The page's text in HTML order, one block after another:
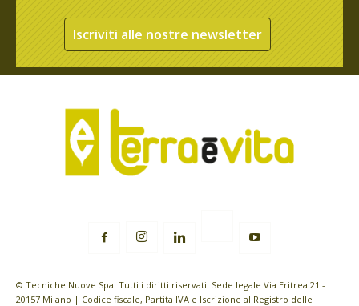
Iscriviti alle nostre newsletter
© Tecniche Nuove Spa. Tutti i diritti riservati. Sede legale Via Eritrea 21 -
20157 Milano | Codice fiscale, Partita IVA e Iscrizione al Registro delle